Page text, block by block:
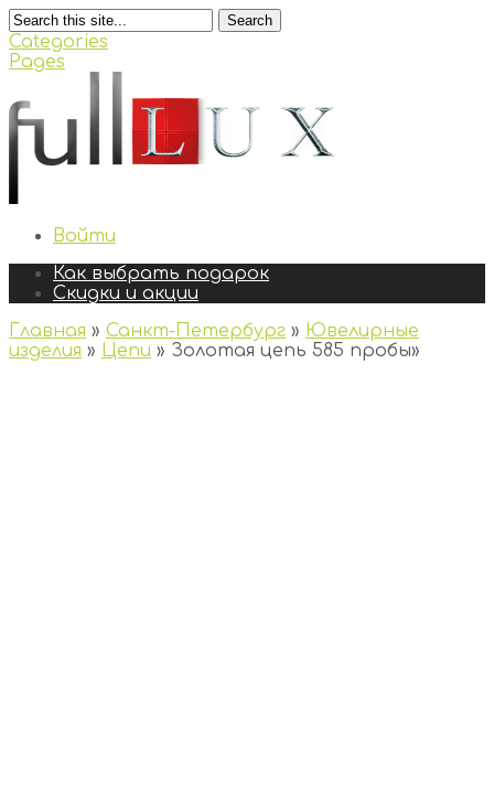
Search
Categories
Pages
Войти
Как выбрать подарок
Скидки и акции
Главная » Санкт-Петербург » Ювелирные
изделия » Цепи » Золотая цепь 585 пробы»